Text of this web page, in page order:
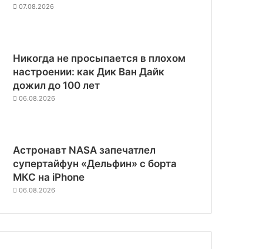
07.08.2026
Никогда не просыпается в плохом
настроении: как Дик Ван Дайк
дожил до 100 лет
06.08.2026
Астронавт NASA запечатлел
супертайфун «Дельфин» с борта
МКС на iPhone
06.08.2026